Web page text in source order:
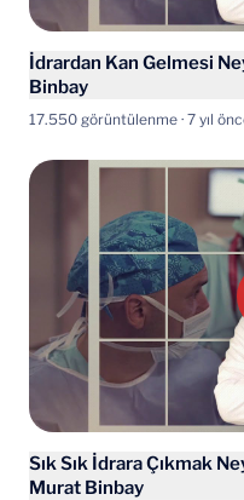
İdrardan Kan Gelmesi
Binbay
17.550 görüntülenme · 7 yıl
Sık Sık İdrara Çıkmak
Murat Binbay